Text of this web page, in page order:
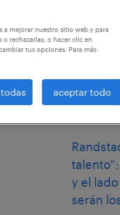
y el
serán
a mejorar nuestro sitio web y para
rechazarlas, o hacer clic en
tus opciones. Para más
aceptar todo